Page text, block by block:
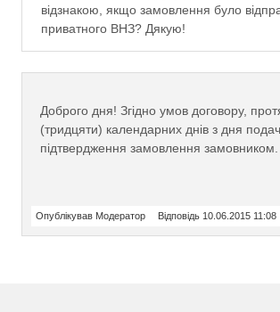
відзнакою, якщо замовлення було
приватного ВНЗ? Дякую!
Доброго дня! Згідно умов договору,
(тридцяти) календарних днів з дня
підтвердження замовлення замовником.
Опублікував Модератор Відповідь 10.06.2015 11:08